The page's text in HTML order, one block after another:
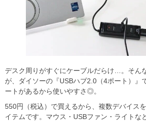
デスク周りがすぐにケーブルだらけ…。そん
が、ダイソーの『USBハブ2.0（4ポート）』
ートがあるから使いやすさ◎。
550円（税込）で買えるから、複数デバイス
イテムです。マウス・USBファン・ライトな